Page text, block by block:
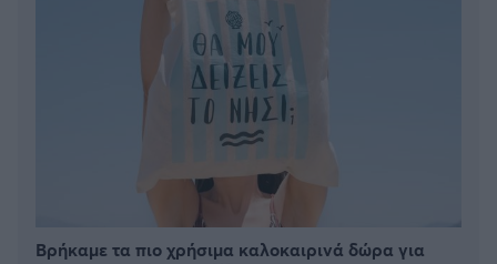
Βρήκαμε τα πιο χρήσιμα καλοκαιρινά δώρα για